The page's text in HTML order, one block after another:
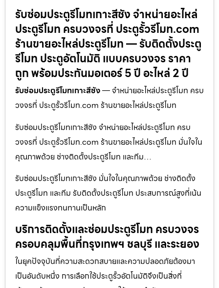
รับซ่อมประตูรีโมทเกาะสีชัง จำหน่ายอะไหล่
ประตูรีโมท ครบวงจรที่ ประตูรั้วรีโมท.com
ร้านขายอะไหล่ประตูรีโมท — รับติดตั้งประตู
รีโมท ประตูอัตโนมัติ แบบครบวงจร ราคา
ถูก พร้อมประกันมอเตอร์ 5 ปี อะไหล่ 2 ปี
รับซ่อมประตูรีโมทเกาะสีชัง— จำหน่ายอะไหล่ประตูรีโมท ครบ
วงจรที่ ประตูรั้วรีโมท.com ร้านขายอะไหล่ประตูรีโมท
รับซ่อมประตูรีโมทเกาะสีชัง จำหน่ายอะไหล่ประตูรีโมท ครบ
วงจรที่ ประตูรั้วรีโมท.com ร้านขายอะไหล่ประตูรีโมท มั่นใจใน
คุณภาพด้วย ช่างติดตั้งประตูรีโมท และทีม…
รับซ่อมประตูรีโมทเกาะสีชัง มั่นใจในคุณภาพด้วย ช่างติดตั้ง
ประตูรีโมท และทีม รับติดตั้งประตูรีโมท ประสบการณ์สูงที่เน้น
ความแข็งแรงทนทานเป็นหลัก
บริการติดตั้งและซ่อมประตูรีโมท ครบวงจร
ครอบคลุมพื้นที่กรุงเทพฯ ชลบุรี และระยอง
ในยุคปัจจุบันที่ความสะดวกสบายและความปลอดภัยต้องมา
เป็นอันดับหนึ่ง การเลือกใช้ประตูรั้วอัตโนมัติจึงเป็นสิ่งที่